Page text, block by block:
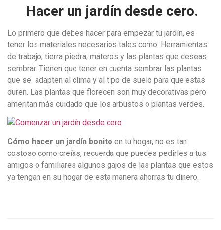
Hacer un jardín desde cero.
Lo primero que debes hacer para empezar tu jardín, es
tener los materiales necesarios tales como: Herramientas
de trabajo, tierra piedra, materos y las plantas que deseas
sembrar. Tienen que tener en cuenta sembrar las plantas
que se adapten al clima y al tipo de suelo para que estas
duren. Las plantas que florecen son muy decorativas pero
ameritan más cuidado que los arbustos o plantas verdes.
Cómo hacer un jardín bonito en tu hogar, no es tan
costoso como creías, recuerda que puedes pedirles a tus
amigos o familiares algunos gajos de las plantas que estos
ya tengan en su hogar de esta manera ahorras tu dinero.